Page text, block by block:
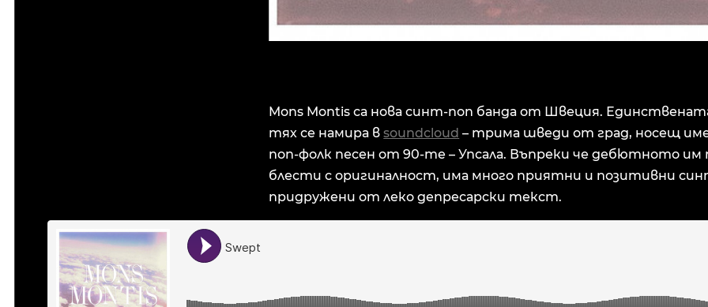
Mons Montis са нова синт-поп банда от Швеция.
тях се намира вsoundcloud – трима шведи от град, носещ
поп-фолк песен от 90-те – Упсала. Въпреки че дебютното им
блести с оригиналност, има много приятни и позитивни
придружени от леко депресарски текст.